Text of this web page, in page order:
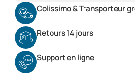
Colissimo & Transporteur
Retours 14 jours
Support en ligne